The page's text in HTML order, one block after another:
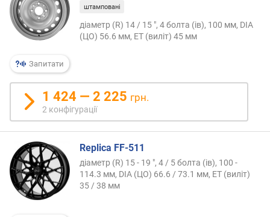
ь
к
і
ю
п
р
о
п
о
з
и
ц
і
й
Запитати
штамповані
діаметр (R) 14 / 15 ", 4 болта (ів), 100 мм, DIA
(ЦО) 56.6 мм, ET (виліт) 45 мм
1 424 — 2 225 грн.
2 конфігурації
Replica FF-511
діаметр (R) 15 - 19 ", 4 / 5 болта (ів), 100 -
114.3 мм, DIA (ЦО) 66.6 / 73.1 мм, ET (виліт)
35 / 38 мм